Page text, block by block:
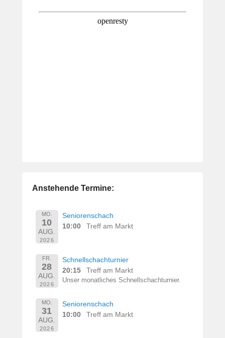
Anstehende Termine:
MO.
10
AUG.
2026
Seniorenschach
10:00
Treff am Markt
FR.
28
AUG.
2026
Schnellschachturnier
20:15
Treff am Markt
Unser monatliches Schnellschachturnier.
MO.
31
AUG.
2026
Seniorenschach
10:00
Treff am Markt